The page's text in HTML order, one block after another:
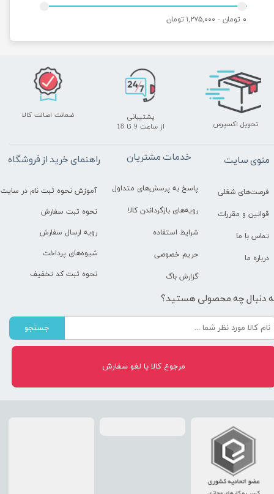
۰ تومان - ۱,۲۷۵,۰۰۰ تومان
تحویل اکسپرس
پشتیبانی
​​​​​​​از ساعت 9 تا 18
ضمانت اصالت کالا
راهنمای خرید از فروشگاه
آموزش نحوه ثبت نام در سایت
نحوه ثبت سفارش
رویه ارسال سفارش
شیوه‌های پرداخت
نحوه ثبت کد تخفیف
خدمات مشتریان
پاسخ به پرسش‌های متداول
رویه‌های بازگرداندن کالا
شرایط استفاده
حریم خصوصی
گزارش باگ
منوی سایت
فرصت‌های شغلی
قوانین و مقررات
تماس با ما
درباره ما
دنبال چه محصولی هستید؟
جستجو
مرجوع کالا یا لغو سفارش